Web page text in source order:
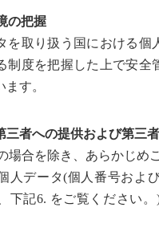
の把握
を取り扱う国における個
制度を把握した上で安全
す。
三者への提供および第三
場合を除き、あらかじめ
人データ(個人番号およ
下記6. をご覧ください。